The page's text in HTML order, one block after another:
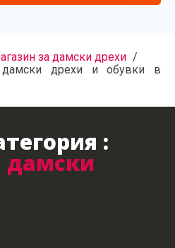
за дамски дрехи
дрехи и обувки в
:
дамски